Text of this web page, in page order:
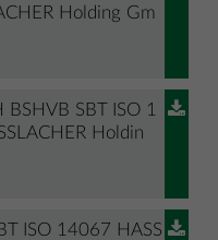
Holding Gm
SBT ISO 1
Holdin
ISO 14067 HASS